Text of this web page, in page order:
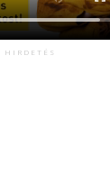
HIRDETÉS